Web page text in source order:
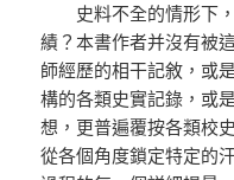
史料不全的情形下
績？本書作者并沒有被
師經歷的相干記敘，或
構的各類史實記錄，或
想，更普遍覆按各類校
從各個角度鎖定特定的